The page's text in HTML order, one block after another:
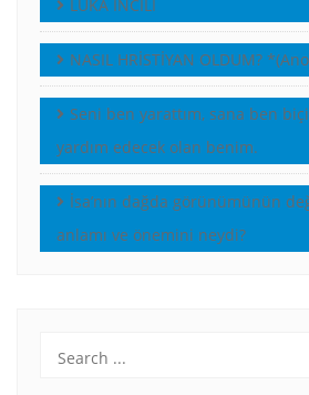
LUKA İNCİLİ
NASIL HRİSTİYAN OLDUM?
Seni ben yarattım, sana ben
yardım edecek olan benim.
İsa’nın dağda görünümünün
anlamı ve önemini neydi?